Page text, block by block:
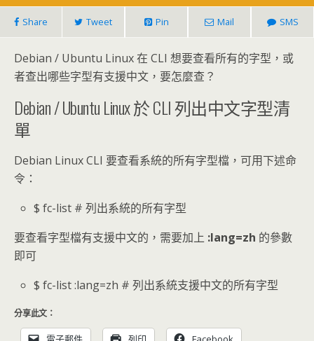
Share Tweet Pin Mail SMS
Debian / Ubuntu Linux 在 CLI 想要查看所有的字型，或
者查出哪些字型有支援中文，要怎麼查？
Debian / Ubuntu Linux 於 CLI 列出中文字型清
單
Debian Linux CLI 要查看系統的所有字型檔，可用下述命
令：
$ fc-list # 列出系統的所有字型
要查看字型檔有支援中文的，需要加上 :lang=zh 的參數
即可
$ fc-list :lang=zh # 列出系統支援中文的所有字型
分享此文：